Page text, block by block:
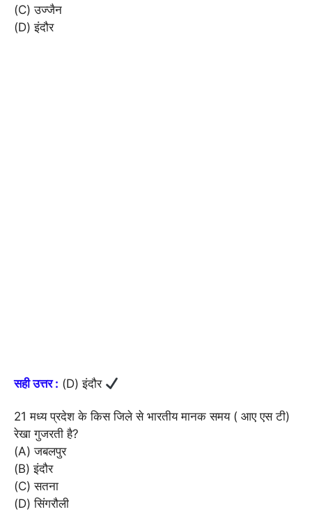
(C) उज्जैन
(D) इंदौर
सही उत्तर : (D) इंदौर
21 मध्य प्रदेश के किस जिले से भारतीय मानक समय ( आए एस टी)
रेखा गुजरती है?
(A) जबलपुर
(B) इंदौर
(C) सतना
(D) सिंगरौली